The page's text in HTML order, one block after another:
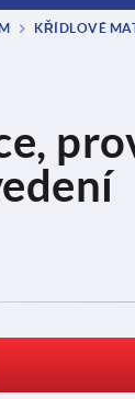
KŘÍDLOVÉ